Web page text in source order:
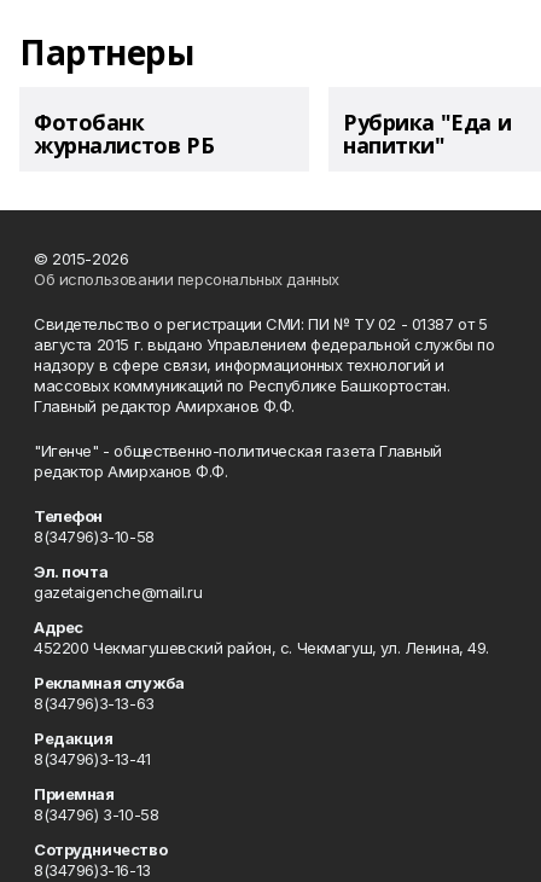
Партнеры
Фотобанк
журналистов РБ
Рубрика "Еда и
напитки"
© 2015-2026
Об использовании персональных данных
Свидетельство о регистрации СМИ: ПИ № ТУ 02 - 01387 от 5
августа 2015 г. выдано Управлением федеральной службы по
надзору в сфере связи, информационных технологий и
массовых коммуникаций по Республике Башкортостан.
Главный редактор Амирханов Ф.Ф.
"Игенче" - общественно-политическая газета Главный
редактор Амирханов Ф.Ф.
Телефон
8(34796)3-10-58
Эл. почта
gazetaigenche@mail.ru
Адрес
452200 Чекмагушевский район, с. Чекмагуш, ул. Ленина, 49.
Рекламная служба
8(34796)3-13-63
Редакция
8(34796)3-13-41
Приемная
8(34796) 3-10-58
Сотрудничество
8(34796)3-16-13